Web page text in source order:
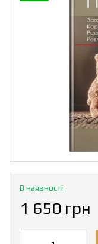
В наявності
1 650 грн